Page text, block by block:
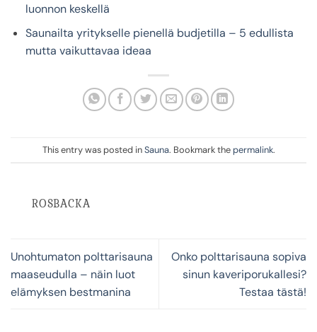
luonnon keskellä
Saunailta yritykselle pienellä budjetilla – 5 edullista
mutta vaikuttavaa ideaa
This entry was posted inSauna. Bookmark the permalink.
ROSBACKA
Unohtumaton polttarisauna
maaseudulla – näin luot
elämyksen bestmanina
Onko polttarisauna sopiva
sinun kaveriporukallesi?
Testaa tästä!